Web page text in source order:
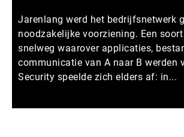
Jarenlang werd het bedrijfsnetwerk
noodzakelijke voorziening. Een
snelweg waarover applicaties,
communicatie van A naar B werden
Security speelde zich elders af: in...